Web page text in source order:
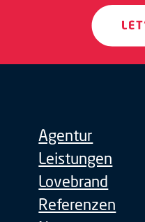
Agentur
Leistungen
Lovebrand
Referenzen